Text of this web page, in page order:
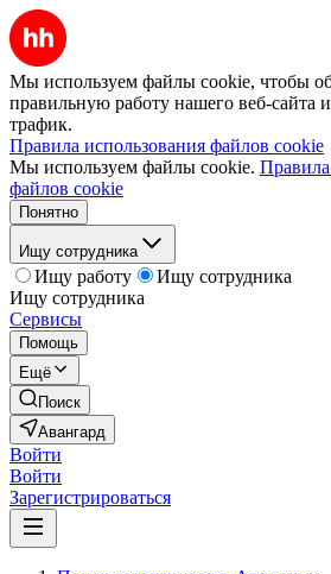
Мы используем файлы cookie, чтобы
правильную работу нашего веб-сайта
трафик.
Правила использования файлов cookie
Мы используем файлы cookie.
файлов cookie
Понятно
Ищу сотрудника
Ищу работу
Ищу сотрудника
Ищу сотрудника
Сервисы
Помощь
Ещё
Поиск
Авангард
Войти
Войти
Зарегистрироваться